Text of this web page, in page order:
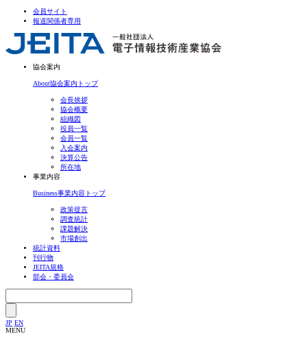
会員サイト
報道関係者専用
協会案内
About協会案内トップ
会長挨拶
協会概要
組織図
役員一覧
会員一覧
入会案内
決算公告
所在地
事業内容
Business事業内容トップ
政策提言
調査統計
課題解決
市場創出
統計資料
刊行物
JEITA規格
部会・委員会
JP EN
MENU